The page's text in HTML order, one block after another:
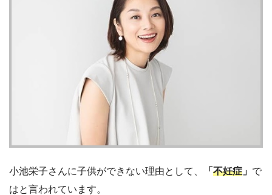
小池栄子さんに子供ができない理由として、 「 不妊症 」 で
はと言われています。